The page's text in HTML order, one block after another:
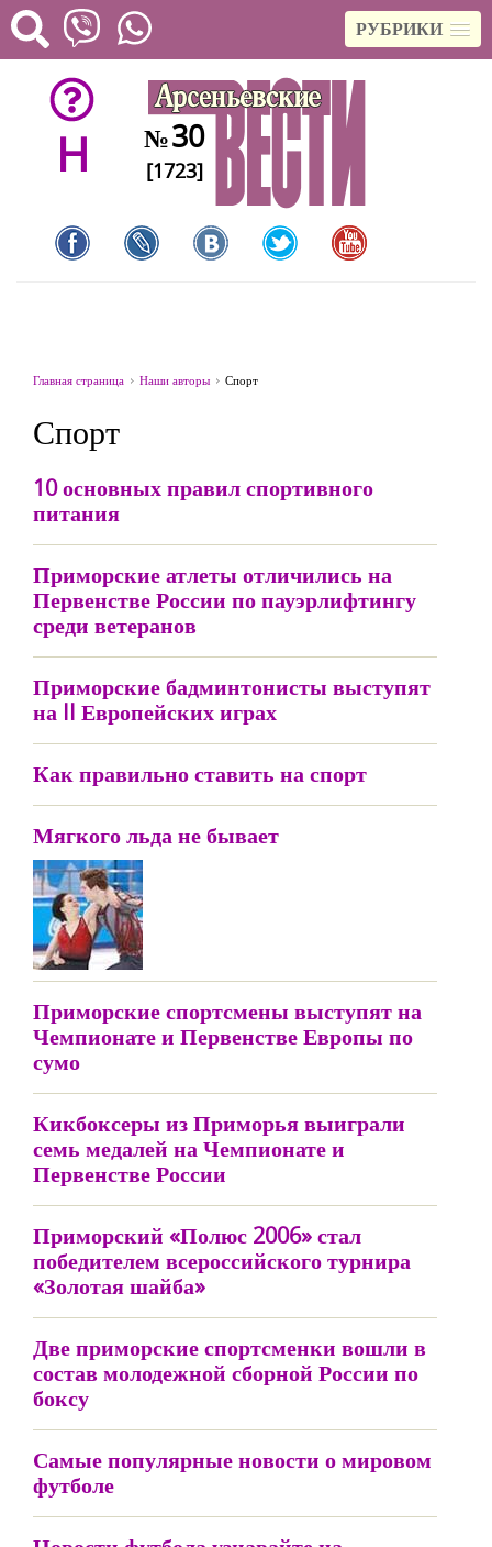
РУБРИКИ
H №30
[1723]
Главная страница Наши авторы Спорт
Спорт
10 основных правил спортивного
питания
Приморские атлеты отличились на
Первенстве России по пауэрлифтингу
среди ветеранов
Приморские бадминтонисты выступят
на II Европейских играх
Как правильно ставить на спорт
Мягкого льда не бывает
Приморские спортсмены выступят на
Чемпионате и Первенстве Европы по
сумо
Кикбоксеры из Приморья выиграли
семь медалей на Чемпионате и
Первенстве России
Приморский «Полюс 2006» стал
победителем всероссийского турнира
«Золотая шайба»
Две приморские спортсменки вошли в
состав молодежной сборной России по
боксу
Самые популярные новости о мировом
футболе